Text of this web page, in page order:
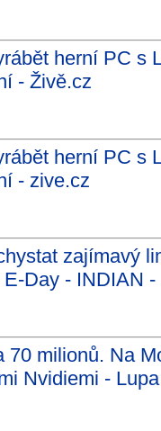
herní PC s
- Živě.cz
herní PC s
- zive.cz
zajímavý
Day - INDIAN
70 milionů. Na
Nvidiemi -